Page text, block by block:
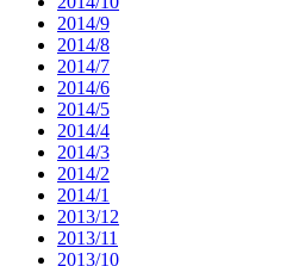
2014/9
2014/8
2014/7
2014/6
2014/5
2014/4
2014/3
2014/2
2014/1
2013/12
2013/11
2013/10